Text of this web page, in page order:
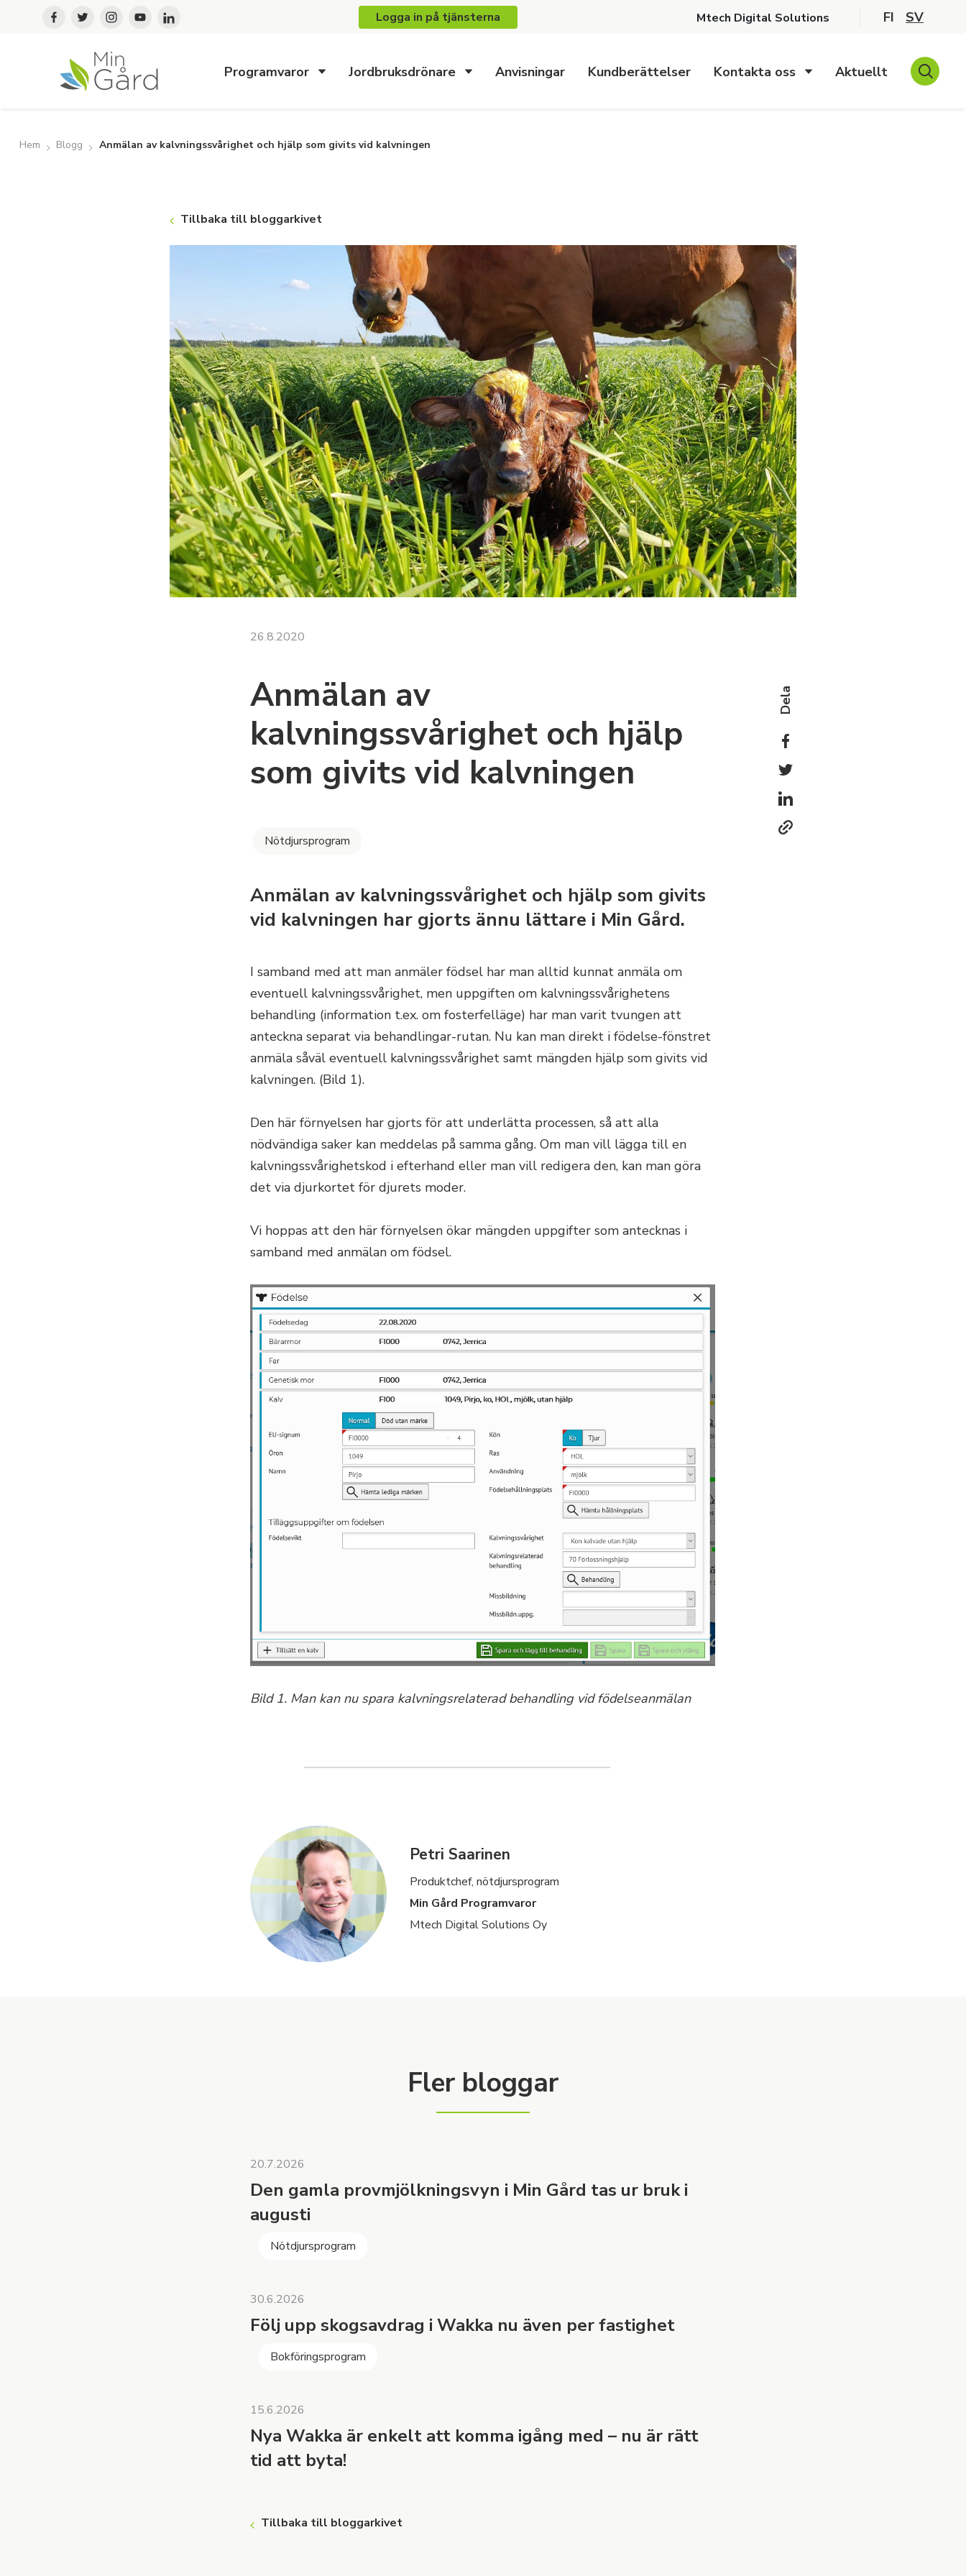
Logga in på tjänsterna Mtech Digital Solutions FI SV
Programvaror Jordbruksdrönare Anvisningar Kundberättelser Kontakta oss Aktuellt
Hem Blogg Anmälan av kalvningssvårighet och hjälp som givits vid kalvningen
Tillbaka till bloggarkivet
26.8.2020
Anmälan av
kalvningssvårighet och hjälp
som givits vid kalvningen
Nötdjursprogram
Anmälan av kalvningssvårighet och hjälp som givits
vid kalvningen har gjorts ännu lättare i Min Gård.
I samband med att man anmäler födsel har man alltid kunnat anmäla om
eventuell kalvningssvårighet, men uppgiften om kalvningssvårighetens
behandling (information t.ex. om fosterfelläge) har man varit tvungen att
anteckna separat via behandlingar-rutan. Nu kan man direkt i födelse-fönstret
anmäla såväl eventuell kalvningssvårighet samt mängden hjälp som givits vid
kalvningen. (Bild 1).
Den här förnyelsen har gjorts för att underlätta processen, så att alla
nödvändiga saker kan meddelas på samma gång. Om man vill lägga till en
kalvningssvårighetskod i efterhand eller man vill redigera den, kan man göra
det via djurkortet för djurets moder.
Vi hoppas att den här förnyelsen ökar mängden uppgifter som antecknas i
samband med anmälan om födsel.
Bild 1. Man kan nu spara kalvningsrelaterad behandling vid födelseanmälan
Dela
Petri Saarinen
Produktchef, nötdjursprogram
Min Gård Programvaror
Mtech Digital Solutions Oy
Fler bloggar
20.7.2026
Den gamla provmjölkningsvyn i Min Gård tas ur bruk i
augusti
Nötdjursprogram
30.6.2026
Följ upp skogsavdrag i Wakka nu även per fastighet
Bokföringsprogram
15.6.2026
Nya Wakka är enkelt att komma igång med – nu är rätt
tid att byta!
Tillbaka till bloggarkivet